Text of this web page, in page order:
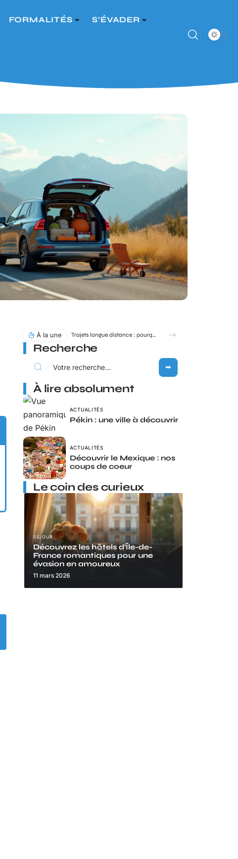
FORMALITÉS S’ÉVADER
À la une Trajets longue distance : pourquoi MICHELIN toute la route reste une référence en 2026 ?
Recherche
À lire absolument
ACTUALITÉS
Pékin : une ville à découvrir
ACTUALITÉS
Découvrir le Mexique : nos
coups de coeur
Le coin des curieux
SÉJOUR
Découvrez les hôtels d’Île-de-
France romantiques pour une
évasion en amoureux
11 mars 2026